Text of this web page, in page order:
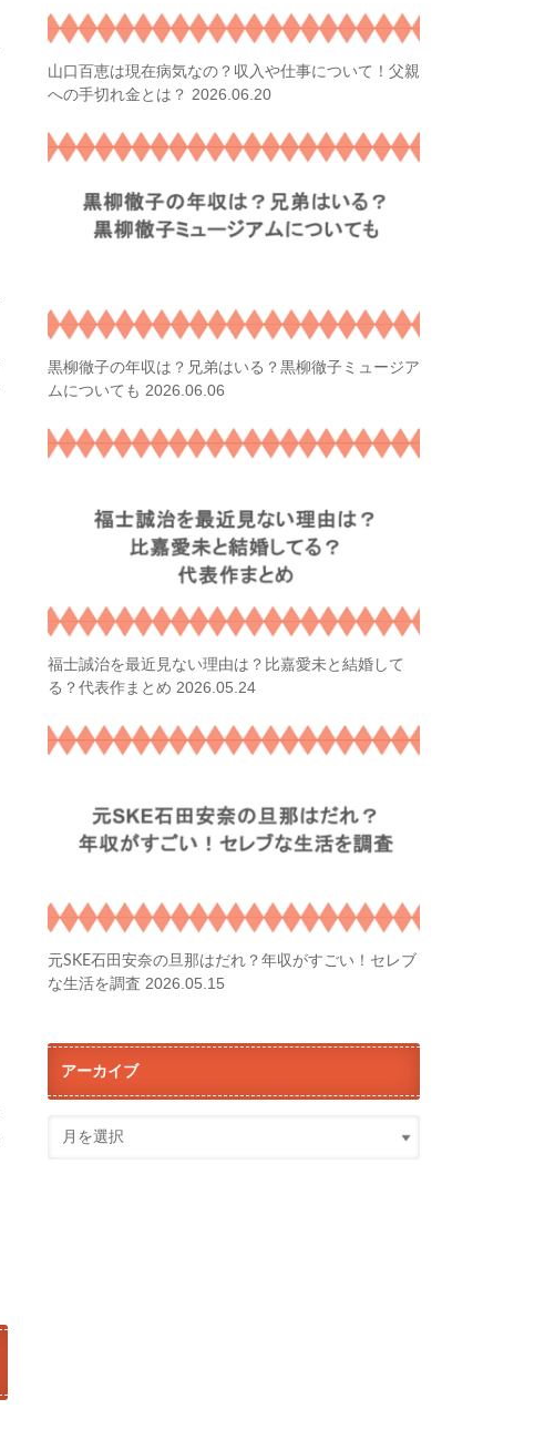
山口百恵は現在病気なの？収入や仕事について！父親
への手切れ金とは？ 2026.06.20
黒柳徹子の年収は？兄弟はいる？黒柳徹子ミュージア
ムについても 2026.06.06
福士誠治を最近見ない理由は？比嘉愛未と結婚して
る？代表作まとめ 2026.05.24
元SKE石田安奈の旦那はだれ？年収がすごい！セレブ
な生活を調査 2026.05.15
アーカイブ